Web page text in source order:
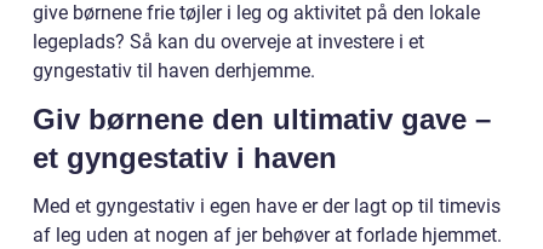
give børnene frie tøjler i leg og aktivitet på den lokale
legeplads? Så kan du overveje at investere i et
gyngestativ til haven derhjemme.
Giv børnene den ultimativ gave –
et gyngestativ i haven
Med et gyngestativ i egen have er der lagt op til timevis
af leg uden at nogen af jer behøver at forlade hjemmet.